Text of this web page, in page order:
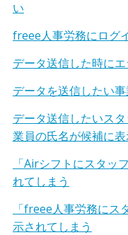
い
freee人事労務にログ
データ送信した時に
データを送信したい
データ送信したいス
業員の氏名が候補に
「Airシフトにスタッ
れてしまう
「freee人事労務にス
示されてしまう